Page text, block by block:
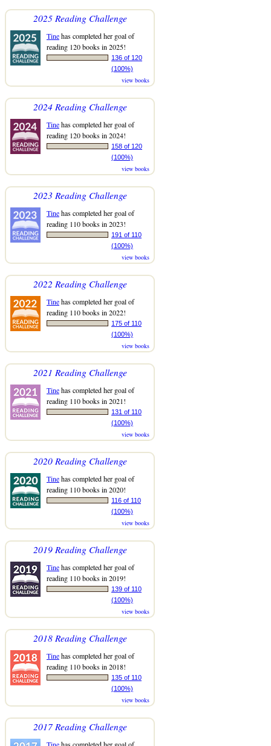
2025 Reading Challenge
Tinehas completed her goal of
reading 120 books in 2025!
136 of 120
(100%)
view books
2024 Reading Challenge
Tinehas completed her goal of
reading 120 books in 2024!
158 of 120
(100%)
view books
2023 Reading Challenge
Tinehas completed her goal of
reading 110 books in 2023!
191 of 110
(100%)
view books
2022 Reading Challenge
Tinehas completed her goal of
reading 110 books in 2022!
175 of 110
(100%)
view books
2021 Reading Challenge
Tinehas completed her goal of
reading 110 books in 2021!
131 of 110
(100%)
view books
2020 Reading Challenge
Tinehas completed her goal of
reading 110 books in 2020!
116 of 110
(100%)
view books
2019 Reading Challenge
Tinehas completed her goal of
reading 110 books in 2019!
139 of 110
(100%)
view books
2018 Reading Challenge
Tinehas completed her goal of
reading 110 books in 2018!
135 of 110
(100%)
view books
2017 Reading Challenge